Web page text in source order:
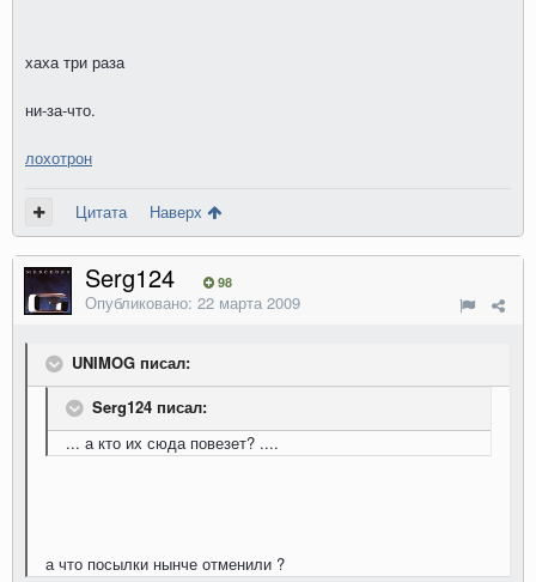
хаха три раза
ни-за-что.
лохотрон
Цитата Наверх
Serg124 98
Опубликовано: 22 марта 2009
UNIMOG писал:
Serg124 писал:
... а кто их сюда повезет? ....
а что посылки нынче отменили ?